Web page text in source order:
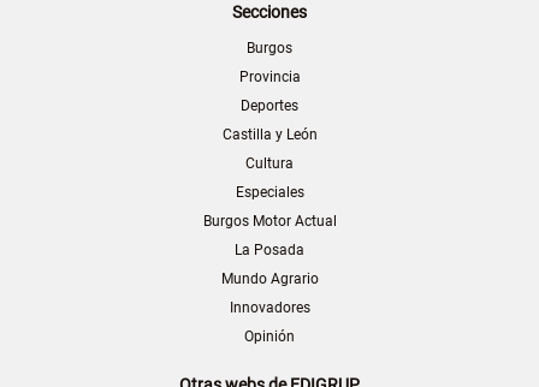
Secciones
Burgos
Provincia
Deportes
Castilla y León
Cultura
Especiales
Burgos Motor Actual
La Posada
Mundo Agrario
Innovadores
Opinión